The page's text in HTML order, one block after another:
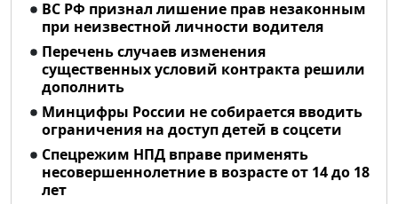
ВС РФ признал лишение прав незаконным
при неизвестной личности водителя
Перечень случаев изменения
существенных условий контракта решили
дополнить
Минцифры России не собирается вводить
ограничения на доступ детей в соцсети
Спецрежим НПД вправе применять
несовершеннолетние в возрасте от 14 до 18
лет